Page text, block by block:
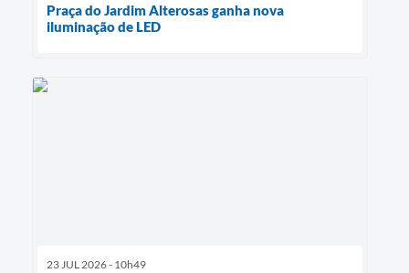
Praça do Jardim Alterosas ganha nova
iluminação de LED
23 JUL 2026 - 10h49